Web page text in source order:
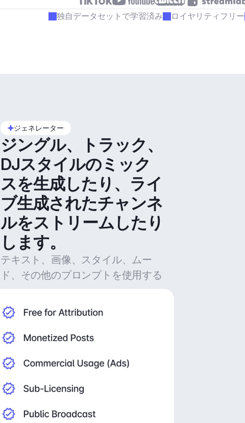
独自データセットで学習済み ロイヤリティフリー
ジェネレーター
ジングル、トラック、
DJスタイルのミック
スを生成したり、ライ
ブ生成されたチャンネ
ルをストリームしたり
します。
テキスト、画像、スタイル、ムー
ド、その他のプロンプトを使用する